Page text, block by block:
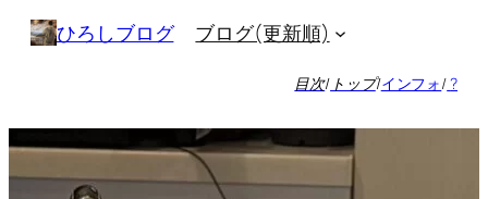
キ
ッ
プ
ひろしブログ ブログ(更新順)
目次/ トップ/インフォ/?